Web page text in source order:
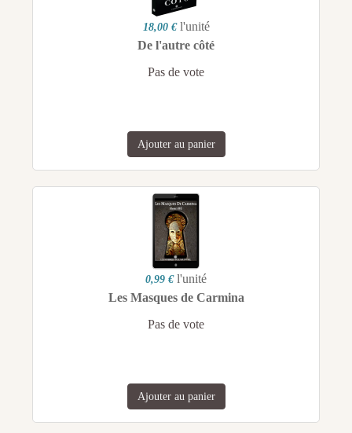
18,00 € l'unité
De l'autre côté
Pas de vote
Ajouter au panier
0,99 € l'unité
Les Masques de Carmina
Pas de vote
Ajouter au panier